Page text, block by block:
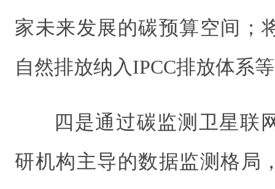
家未来发展的碳预算空间；
自然排放纳入IPCC排放体系
四是通过碳监测卫星联
研机构主导的数据监测格局